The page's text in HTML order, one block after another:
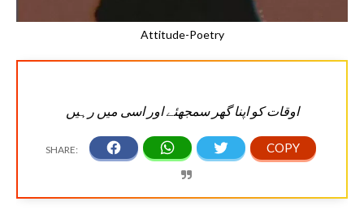
Attitude-Poetry
اوقات کو اپنا گھر سمجھئے اور اسی میں رہیں